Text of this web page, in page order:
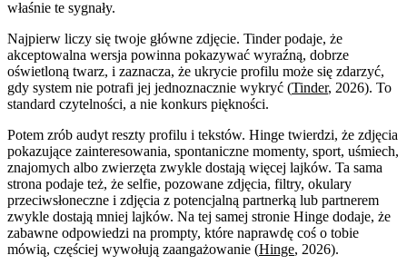
właśnie te sygnały.
Najpierw liczy się twoje główne zdjęcie. Tinder podaje, że
akceptowalna wersja powinna pokazywać wyraźną, dobrze
oświetloną twarz, i zaznacza, że ukrycie profilu może się zdarzyć,
gdy system nie potrafi jej jednoznacznie wykryć (Tinder, 2026). To
standard czytelności, a nie konkurs piękności.
Potem zrób audyt reszty profilu i tekstów. Hinge twierdzi, że zdjęcia
pokazujące zainteresowania, spontaniczne momenty, sport, uśmiech,
znajomych albo zwierzęta zwykle dostają więcej lajków. Ta sama
strona podaje też, że selfie, pozowane zdjęcia, filtry, okulary
przeciwsłoneczne i zdjęcia z potencjalną partnerką lub partnerem
zwykle dostają mniej lajków. Na tej samej stronie Hinge dodaje, że
zabawne odpowiedzi na prompty, które naprawdę coś o tobie
mówią, częściej wywołują zaangażowanie (Hinge, 2026).